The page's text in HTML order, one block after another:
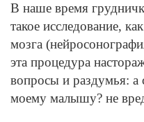
В наше время
такое исследование,
мозга
эта процедура
вопросы и раздумья: а
моему малышу? не